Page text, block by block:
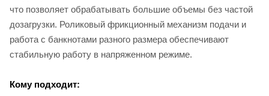
что позволяет обрабатывать большие объемы без частой
дозагрузки. Роликовый фрикционный механизм подачи и
работа с банкнотами разного размера обеспечивают
стабильную работу в напряженном режиме.
Кому подходит: